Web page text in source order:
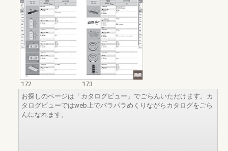
172
173
お探しのページは「カタログビュー」でごらんいただけます。カ
タログビューではweb上でパラパラめくりながらカタログをごら
んになれます。